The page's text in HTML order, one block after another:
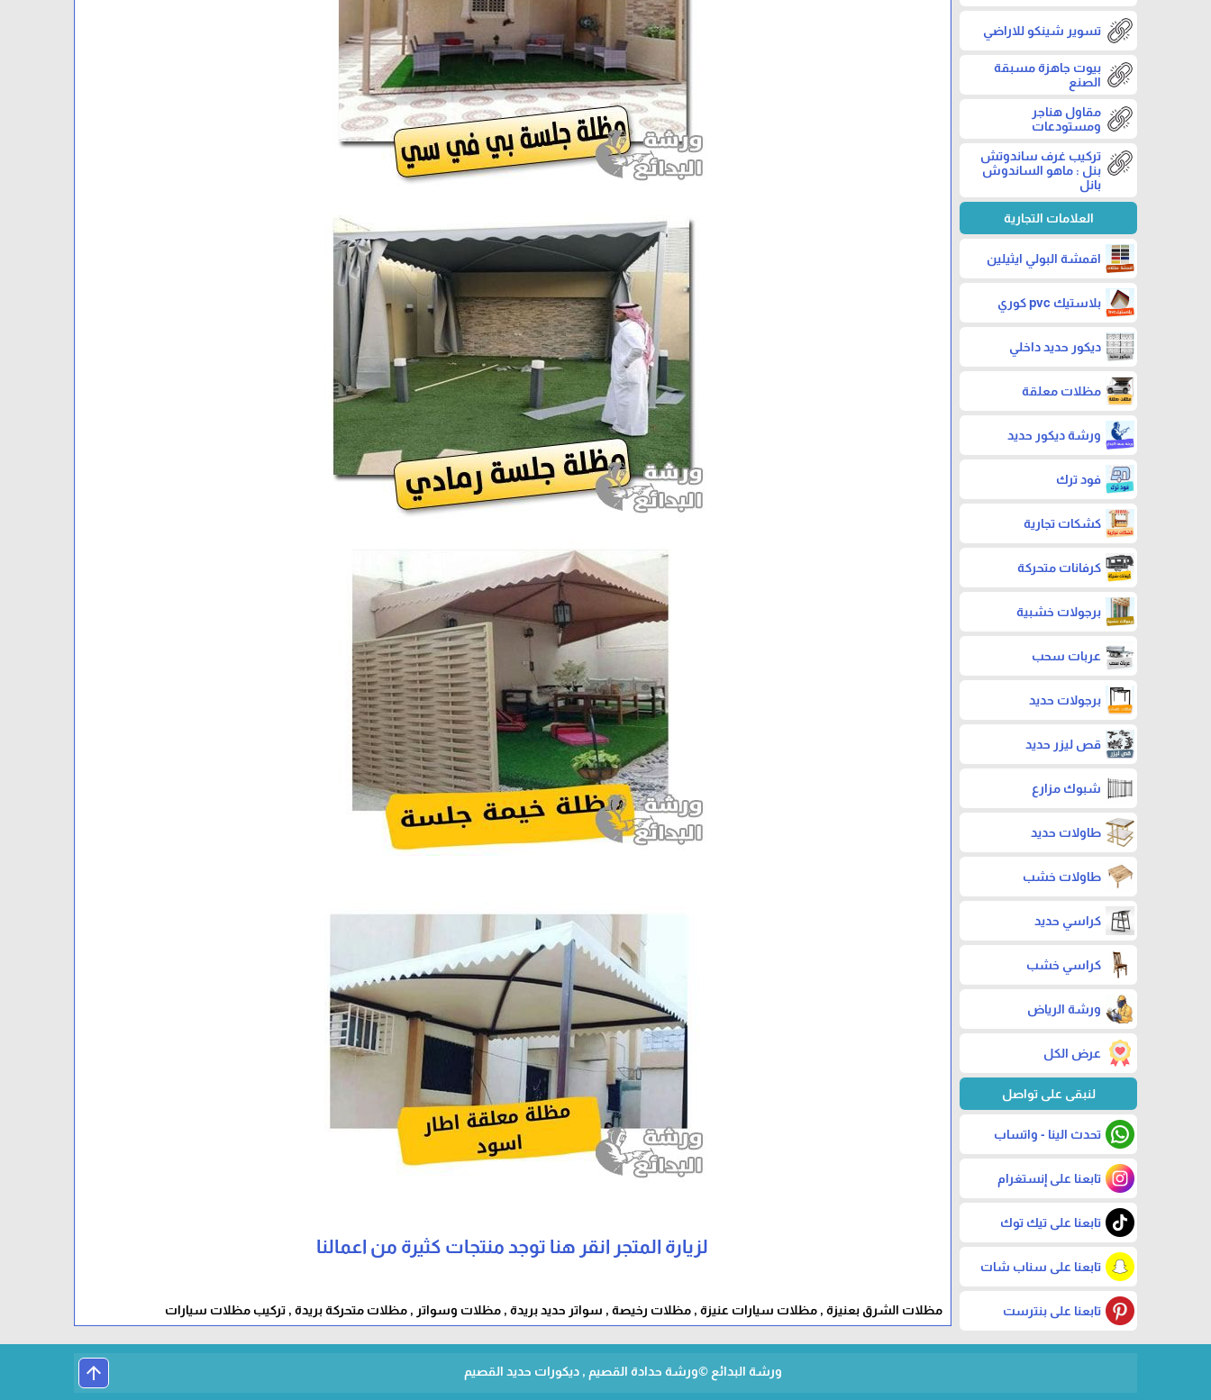
تسوير شينكو للاراضي
بيوت جاهزة مسبقة
الصنع
مقاول هناجر
ومستودعات
تركيب غرف ساندوتش
بنل : ماهو الساندوش
بانل
العلامات التجارية
اقمشة البولي ايثيلين
بلاستيك pvc كوري
ديكور حديد داخلي
مظلات معلقة
ورشة ديكور حديد
فود ترك
كشكات تجارية
كرفانات متحركة
برجولات خشبية
عربات سحب
برجولات حديد
قص ليزر حديد
شبوك مزارع
طاولات حديد
طاولات خشب
كراسي حديد
كراسي خشب
ورشة الرياض
عرض الكل
لنبقى على تواصل
تحدث الينا - واتساب
تابعنا على إنستغرام
تابعنا على تيك توك
تابعنا على سناب شات
تابعنا على بنترست
لزيارة المتجر انقر هنا توجد منتجات كثيرة من اعمالنا
مظلات الشرق بعنيزة , مظلات سيارات عنيزة , مظلات رخيصة , سواتر حديد بريدة , مظلات وسواتر , مظلات متحركة بريدة , تركيب مظلات سيارات
ورشة البدائع ©ورشة حدادة القصيم , ديكورات حديد القصيم arrow_upward